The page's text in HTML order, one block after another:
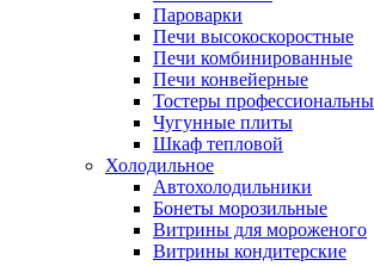
Пароварки
Печи высокоскоростные
Печи комбинированные
Печи конвейерные
Тостеры
Чугунные плиты
Шкаф тепловой
Холодильное
Автохолодильники
Бонеты морозильные
Витрины для мороженого
Витрины кондитерские